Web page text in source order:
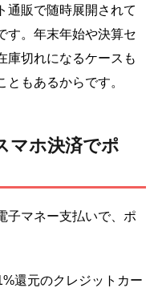
通販で随時展開されて
す。年末年始や決算セ
庫切れになるケースも
もあるからです。
マホ決済でポ
子マネー支払いで、ポ
還元のクレジットカー